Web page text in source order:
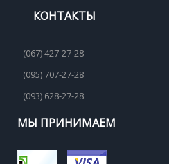
КОНТАКТЫ
(067) 427-27-28
(095) 707-27-28
(093) 628-27-28
МЫ ПРИНИМАЕМ